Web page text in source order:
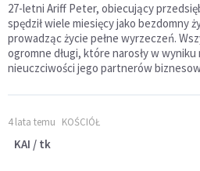
27-letni Ariff Peter, obiecujący
spędził wiele miesięcy jako bezdomny
prowadząc życie pełne wyrzeczeń.
ogromne długi, które narosły w
nieuczciwości jego partnerów
4 lata temu KOŚCIÓŁ
KAI / tk